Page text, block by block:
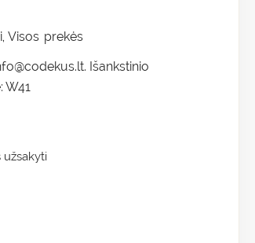
,Visos prekės
Išankstinio
W41